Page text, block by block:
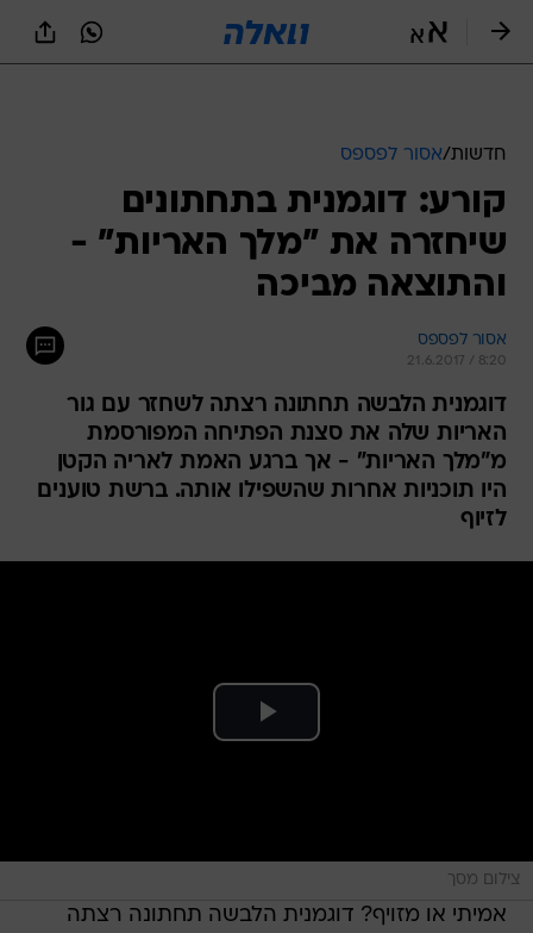
חדשות/אסור לפספס
קורע: דוגמנית בתחתונים
שיחזרה את "מלך האריות" -
והתוצאה מביכה
אסור לפספס
21.6.2017 / 8:20
דוגמנית הלבשה תחתונה רצתה לשחזר עם גור
האריות שלה את סצנת הפתיחה המפורסמת
מ"מלך האריות" - אך ברגע האמת לאריה הקטן
היו תוכניות אחרות שהשפילו אותה. ברשת טוענים
לזיוף
צילום מסך
אמיתי או מזויף? דוגמנית הלבשה תחתונה רצתה